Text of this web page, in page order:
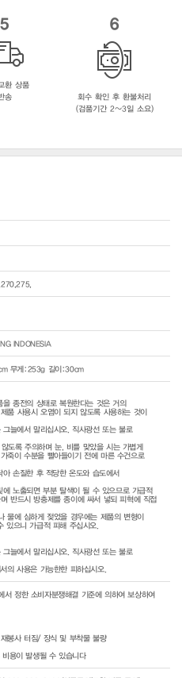
5
환 상품
송
6
회수 확인 후 환불처리
(검품기간 2~3일 소요)
INDONESIA
무게:253g 길이:30cm
종전의 상태로 복원한다는 것은 거의
품 사용시 오염이 되지 않도록 사용하는 것이
늘에서 말리십시오. 직사광선 또는 불로
도록 주의하며 눈, 비를 맞았을 시는 가볍게
죽이 수분을 빨아들이기 전에 마른 수건으로
손질한 후 적당한 온도와 습도에서
노출되면 부분 탈색이 될 수 있으므로 가급적
반드시 방충제를 종이에 싸서 넣되 피혁에 직접
물에 심하게 젖었을 경우에는 제품의 변형이
있으니 가급적 피해 주십시오.
늘에서 말리십시오. 직사광선 또는 불로
의 사용은 가능한한 피하십시오.
서 정한 소비자분쟁해결 기준에 의하여 보상하여
용이 발생될 수 있습니다